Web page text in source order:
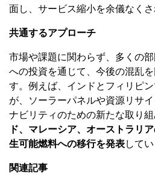
面し、サービス縮小を余儀なくさ
共通するアプローチ
市場や課題に関わらず、多くの
への投資を通じて、今後の混乱
す。例えば、インドとフィリピ
が、ソーラーパネルや資源リサ
ナビリティのための新たな取り組
ド、マレーシア、オーストラリ
生可能燃料への移行を発表してい
関連記事